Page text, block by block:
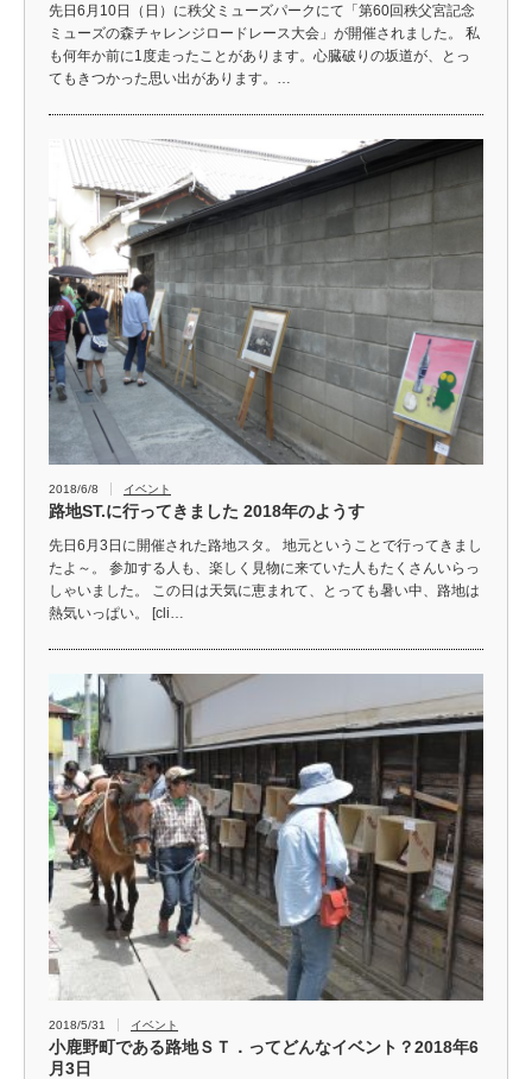
先日6月10日（日）に秩父ミューズパークにて「第60回秩父宮記念
ミューズの森チャレンジロードレース大会」が開催されました。 私
も何年か前に1度走ったことがあります。心臓破りの坂道が、とっ
てもきつかった思い出があります。…
2018/6/8 イベント
路地ST.に行ってきました 2018年のようす
先日6月3日に開催された路地スタ。 地元ということで行ってきまし
たよ～。 参加する人も、楽しく見物に来ていた人もたくさんいらっ
しゃいました。 この日は天気に恵まれて、とっても暑い中、路地は
熱気いっぱい。 [cli…
2018/5/31 イベント
小鹿野町である路地ＳＴ．ってどんなイベント？2018年6
月3日